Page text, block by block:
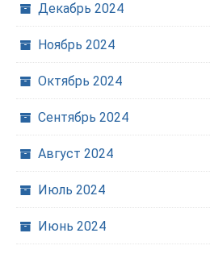
Декабрь 2024
Ноябрь 2024
Октябрь 2024
Сентябрь 2024
Август 2024
Июль 2024
Июнь 2024